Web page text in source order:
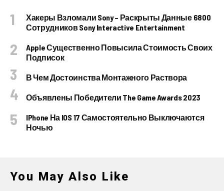
Хакеры Взломали Sony – Раскрыты Данные 6800
Сотрудников Sony Interactive Entertainment
Apple Существенно Повысила Стоимость Своих
Подписок
В Чем Достоинства Монтажного Раствора
Объявлены Победители The Game Awards 2023
IPhone На IOS 17 Самостоятельно Выключаются
Ночью
You May Also Like